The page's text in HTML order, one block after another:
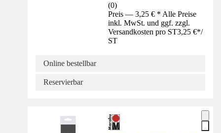
(0)
Preis — 3,25 € * Alle Preise
inkl. MwSt. und ggf. zzgl.
Versandkosten pro ST3,25 €*/
ST
Online bestellbar
Reservierbar